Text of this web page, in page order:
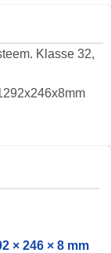
Klasse 32,
× 246 × 8 mm